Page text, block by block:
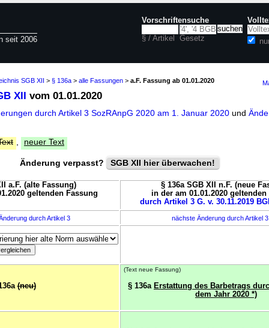
seit 2006
Vorschriftensuche
§ / Artikel Gesetz
SGB XII > § 136a > alle Fassungen > a.F. Fassung ab 01.01.2020
XII vom 01.01.2020
durch Artikel 3 SozRAnpG 2020 am 1. Januar 2020 und
neuer Text
Änderung verpasst? SGB XII hier überwachen!
a.F. (alte Fassung)
geltenden Fassung
§ 136a SGB XII n.F. (neue
in der am 01.01.2020
durch Artikel 3 G. v. 30.11.2019
durch Artikel 3 nächste Änderung durch Artikel
(neu)
(Text neue Fassung)
§ 136a Erstattung des Barbetrags
dem Jahr 2020 *)